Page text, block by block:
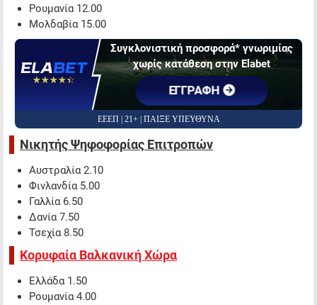
Ρουμανία 12.00
Μολδαβία 15.00
☆☆☆☆☆
★★★★★
Συγκλονιστική προσφορά* γνωριμίας
χωρίς κατάθεση στην Elabet
ΕΓΓΡΑΦΗ
ΕΕΕΠ | 21+ | ΠΑΙΞΕ ΥΠΕΥΘΥΝΑ
Νικητής Ψηφοφορίας Επιτροπών
Αυστραλία 2.10
Φινλανδία 5.00
Γαλλία 6.50
Δανία 7.50
Τσεχία 8.50
Κορυφαία Βαλκανική Χώρα
Ελλάδα 1.50
Ρουμανία 4.00